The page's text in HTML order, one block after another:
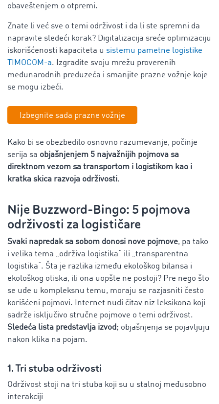
obaveštenjem o otpremi.
Znate li već sve o temi održivost i da li ste spremni da
napravite sledeći korak? Digitalizacija sreće optimizaciju
iskorišćenosti kapaciteta u sistemu pametne logistike
TIMOCOM-a. Izgradite svoju mrežu proverenih
međunarodnih preduzeća i smanjite prazne vožnje koje
se mogu izbeći.
Izbegnite sada prazne vožnje
Kako bi se obezbedilo osnovno razumevanje, počinje
serija sa objašnjenjem 5 najvažnijih pojmova sa
direktnom vezom sa transportom i logistikom kao i
kratka skica razvoja održivosti.
Nije Buzzword-Bingo: 5 pojmova
održivosti za logističare
Svaki napredak sa sobom donosi nove pojmove, pa tako
i velika tema „održiva logistika“ ili „transparentna
logistika“. Šta je razlika između ekološkog bilansa i
ekološkog otiska, ili ona uopšte ne postoji? Pre nego što
se uđe u kompleksnu temu, moraju se razjasniti često
korišćeni pojmovi. Internet nudi čitav niz leksikona koji
sadrže isključivo stručne pojmove o temi održivost.
Sledeća lista predstavlja izvod ; objašnjenja se pojavljuju
nakon klika na pojam.
1. Tri stuba održivosti
Održivost stoji na tri stuba koji su u stalnoj međusobno
interakciji